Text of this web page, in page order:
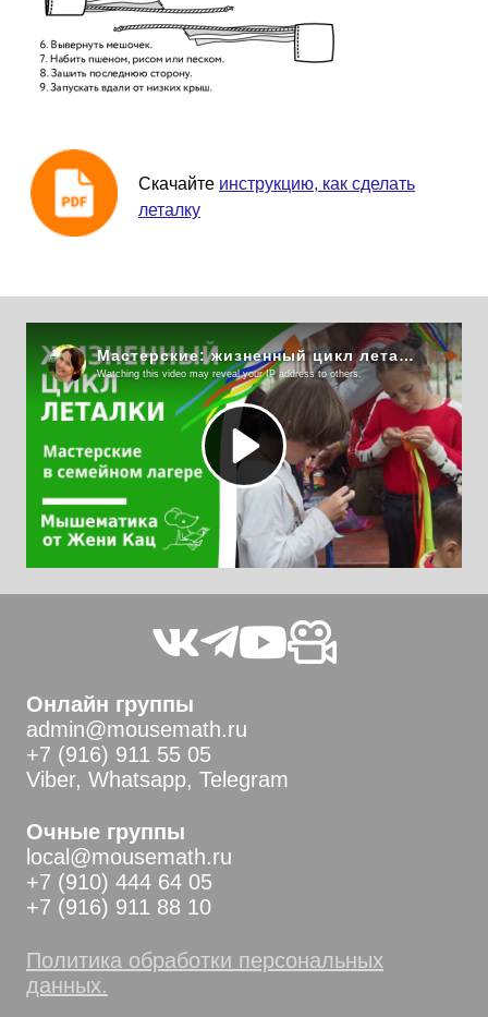
Скачайте инструкцию, как сделать
леталку
Онлайн группы
admin@mousemath.ru
+7 (916) 911 55 05
Viber, Whatsapp, Telegram
Очные группы
local@mousemath.ru
+7 (910) 444 64 05
+7 (916) 911 88 10
Политика обработки персональных
данных.